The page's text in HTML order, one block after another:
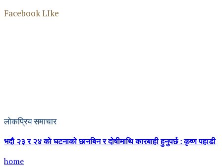
Facebook LIke
लोकप्रिय समाचार
भदौ २३ र २४ काे घटनाको छानबिन र दोषीमाथि कारबाही हुनुपर्छ : कृष्ण पहाडी
home